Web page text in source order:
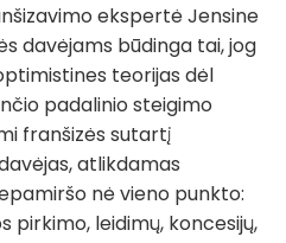
ekspertė Jensine
davėjams būdinga tai, jog
teorijas dėl
padalinio steigimo
franšizės sutartį
atlikdamas
nė vieno punkto:
leidimų, koncesijų,